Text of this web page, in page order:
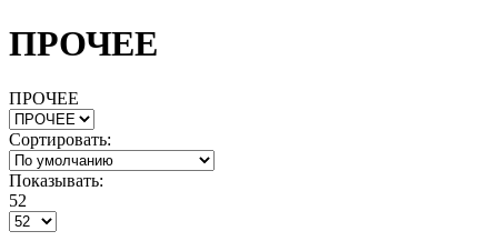
ПРОЧЕЕ
ПРОЧЕЕ
Сортировать:
Показывать:
52